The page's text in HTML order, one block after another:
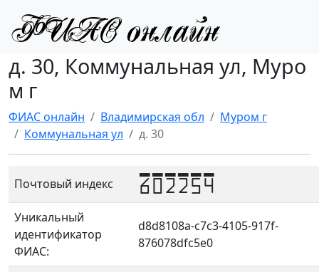
д. 30, Коммунальная ул, Муро
м г
ФИАС онлайн Владимирская обл
Муром г
Коммунальная ул
д. 30
Почтовый индекс 602254
Уникальный
идентификатор
ФИАС:
d8d8108a-c7c3-4105-917f-
876078dfc5e0